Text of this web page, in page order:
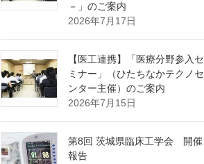
－」のご案内
2026年7月17日
【医工連携】「医療分野参入セ
ミナー」（ひたちなかテクノセ
ンター主催）のご案内
2026年7月15日
第8回 茨城県臨床工学会 開催
報告